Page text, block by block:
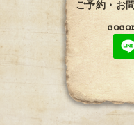
ご予約・お